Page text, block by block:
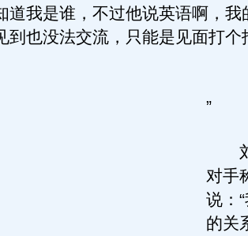
道我是谁，不过他说英语啊，我
到也没法交流，只能是见面打个
”
刘
对手
说：
的关